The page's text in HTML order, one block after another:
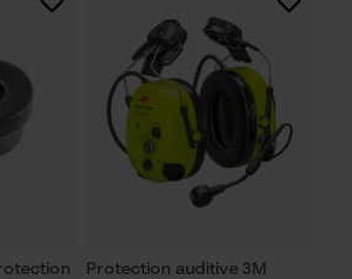
Protection auditive 3M